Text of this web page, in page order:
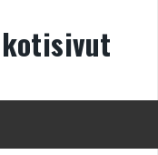
kotisivut